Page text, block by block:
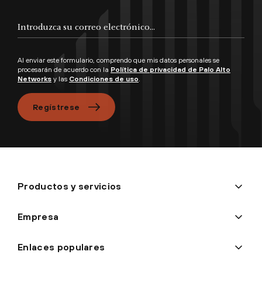
Al enviar este formulario, comprendo que mis datos personales se
procesarán de acuerdo con la Política de privacidad de Palo Alto
Networks y las Condiciones de uso.
Regístrese
Productos y servicios
Empresa
Enlaces populares